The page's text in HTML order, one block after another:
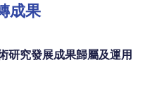
成果
研究發展成果歸屬及運用